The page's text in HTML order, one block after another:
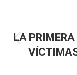
entre
LA PRIMERA